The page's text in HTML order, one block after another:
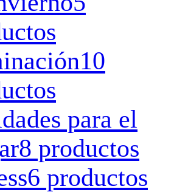
10
para el
8 productos
6 productos